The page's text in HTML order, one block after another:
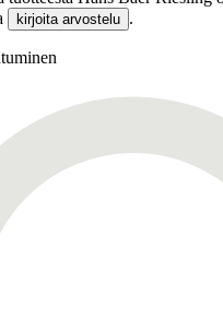
kirjoita arvostelu .